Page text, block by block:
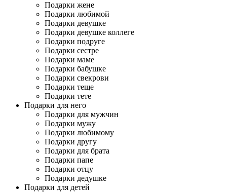
Подарки жене
Подарки любимой
Подарки девушке
Подарки девушке коллеге
Подарки подруге
Подарки сестре
Подарки маме
Подарки бабушке
Подарки свекрови
Подарки теще
Подарки тете
Подарки для него
Подарки для мужчин
Подарки мужу
Подарки любимому
Подарки другу
Подарки для брата
Подарки папе
Подарки отцу
Подарки дедушке
Подарки для детей